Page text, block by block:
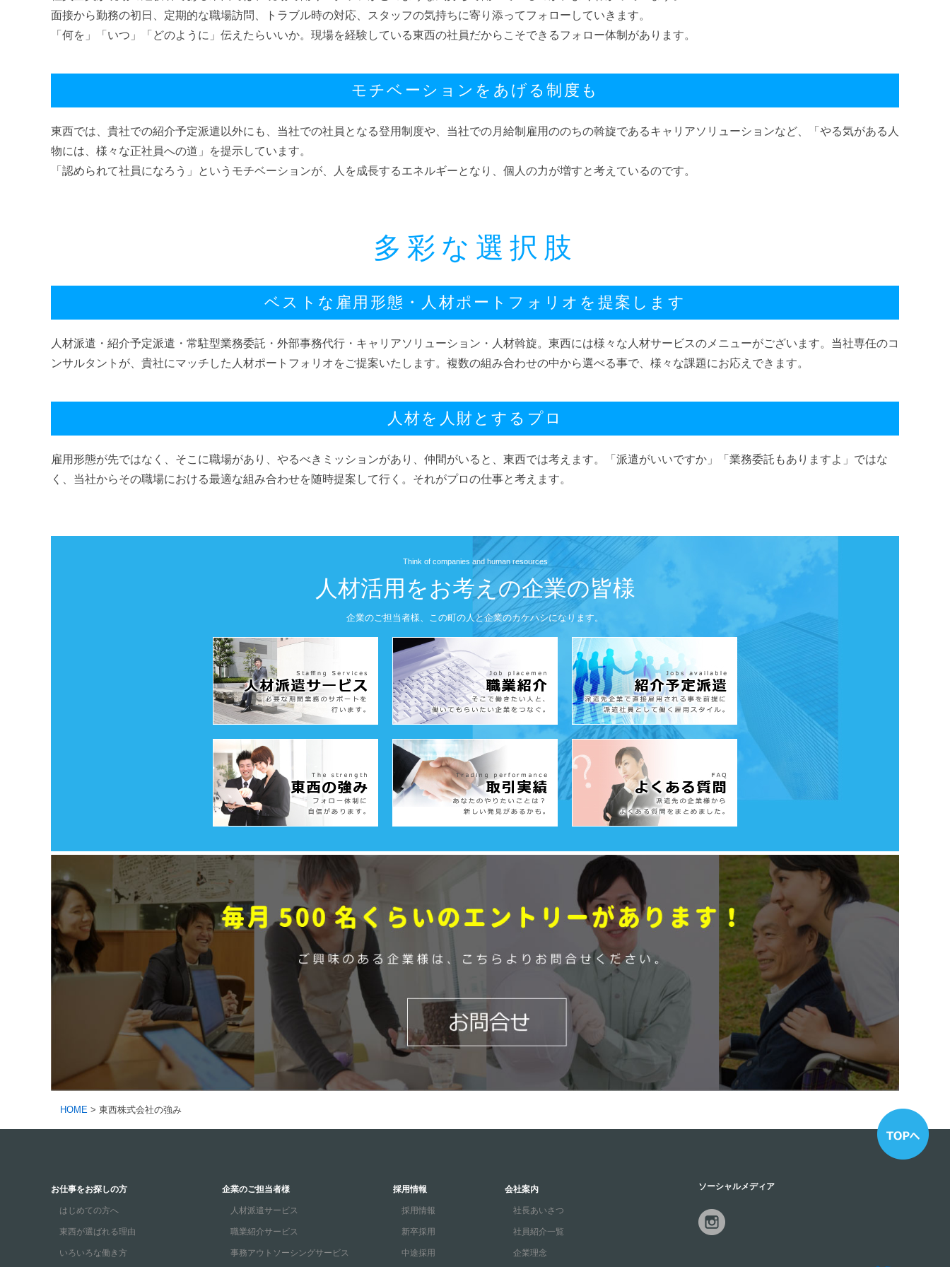
面接から勤務の初日、定期的な職場訪問、トラブル時の対応、スタッフの気持ちに寄り添ってフォローしていきます。
「何を」「いつ」「どのように」伝えたらいいか。現場を経験している東西の社員だからこそできるフォロー体制があります。
モチベーションをあげる制度も
東西では、貴社での紹介予定派遣以外にも、当社での社員となる登用制度や、当社での月給制雇用ののちの斡旋であるキャリアソリューションなど、「やる気がある人
物には、様々な正社員への道」を提示しています。
「認められて社員になろう」というモチベーションが、人を成長するエネルギーとなり、個人の力が増すと考えているのです。
多彩な選択肢
ベストな雇用形態・人材ポートフォリオを提案します
人材派遣・紹介予定派遣・常駐型業務委託・外部事務代行・キャリアソリューション・人材斡旋。東西には様々な人材サービスのメニューがございます。当社専任のコ
ンサルタントが、貴社にマッチした人材ポートフォリオをご提案いたします。複数の組み合わせの中から選べる事で、様々な課題にお応えできます。
人材を人財とするプロ
雇用形態が先ではなく、そこに職場があり、やるべきミッションがあり、仲間がいると、東西では考えます。「派遣がいいですか」「業務委託もありますよ」ではな
く、当社からその職場における最適な組み合わせを随時提案して行く。それがプロの仕事と考えます。
Think of companies and human resources
人材活用をお考えの企業の皆様
企業のご担当者様、この町の人と企業のカケハシになります。
HOME > 東西株式会社の強み
お仕事をお探しの方
はじめての方へ
東西が選ばれる理由
いろいろな働き方
企業のご担当者様
人材派遣サービス
職業紹介サービス
事務アウトソーシングサービス
採用情報
採用情報
新卒採用
中途採用
会社案内
社長あいさつ
社員紹介一覧
企業理念
ソーシャルメディア